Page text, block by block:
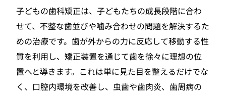
子どもの歯科矯正は、子どもたちの成長段階に合わ
せて、不整な歯並びや噛み合わせの問題を解決するた
めの治療です。歯が外からの力に反応して移動する性
質を利用し、矯正装置を通じて歯を徐々に理想の位
置へと導きます。これは単に見た目を整えるだけでな
く、口腔内環境を改善し、虫歯や歯肉炎、歯周病の